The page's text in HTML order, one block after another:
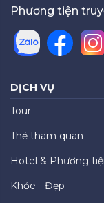
Phương tiện
DỊCH VỤ
Tour
Thẻ tham quan
Hotel & Phương
Khỏe - Đẹp